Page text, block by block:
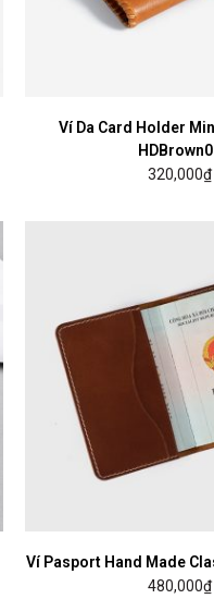
LỰA CHỌN CÁC
Ví Da Card Holder
320,000₫
MUA HÀNG
Ví Pasport Hand Made
480,000₫